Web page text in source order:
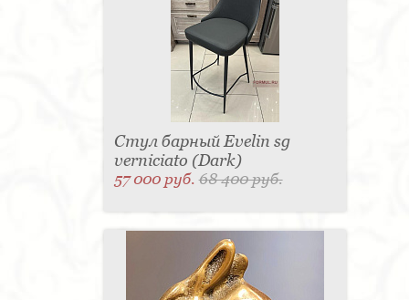
Стул барный Evelin sg
verniciato (Dark)
57 000 руб.68 400 руб.